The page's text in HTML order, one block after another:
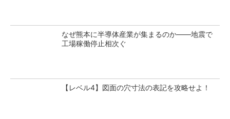
なぜ熊本に半導体産業が集まるのか――地震で
工場稼働停止相次ぐ
【レベル4】図面の穴寸法の表記を攻略せよ！